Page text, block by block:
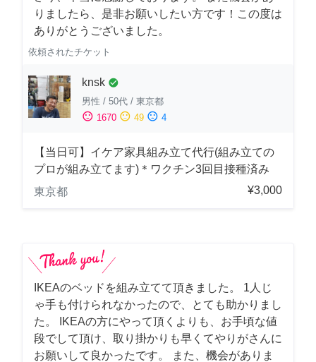
りましたら、是非お願いしたい方です！この度は
ありがとうございました。
依頼されたチケット
knsk check_circle
男性 / 50代 / 東京都
sentiment_satisfied 1670 sentiment_neutral 49 sentiment_dissatisfied 4
【当日可】イケア家具組み立て代行(組み立ての
プロが組み立てます)＊ワクチン3回目接種済み
東京都
¥3,000
IKEAのベッドを組み立てて頂きました。 1人じ
ゃ手も付けられなかったので、とても助かりまし
た。 IKEAの方にやって頂くよりも、お手頃な値
段でして頂け、取り掛かりも早くてやりがさんに
お願いして良かったです。 また、機会がありま